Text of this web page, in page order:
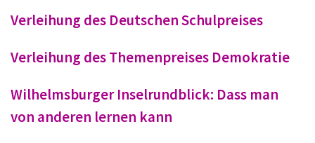
Verleihung des Deutschen Schulpreises
Verleihung des Themenpreises Demokratie
Wilhelmsburger Inselrundblick: Dass man
von anderen lernen kann